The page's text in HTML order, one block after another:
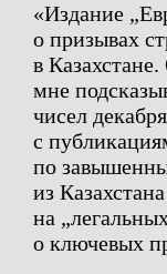
«Издание
о призывах
в
мне
чисел
с
по
из
на
о ключевых